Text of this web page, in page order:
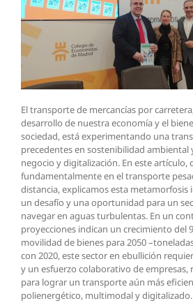
El transporte de mercancías por
desarrollo de nuestra economía y el
sociedad, está experimentando una
precedentes en sostenibilidad ambiental
negocio y digitalización. En este artículo,
fundamentalmente en el transporte
distancia, explicamos esta metamorfosis
un desafío y una oportunidad para un
navegar en aguas turbulentas. En un
proyecciones indican un crecimiento del
movilidad de bienes para 2050
con 2020, este sector en ebullición
y un esfuerzo colaborativo de empresas,
para lograr un transporte aún más
polienergético, multimodal y digitalizado.